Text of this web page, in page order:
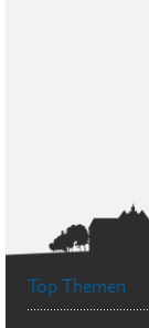
Top Themen